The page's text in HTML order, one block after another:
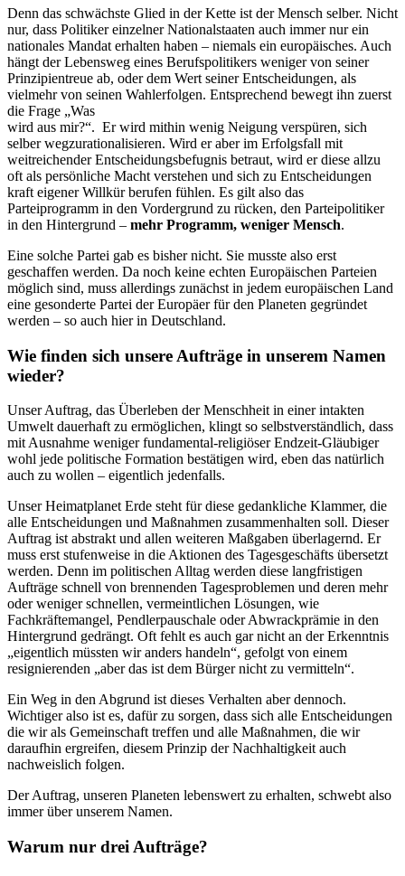
Denn das schwächste Glied in der Kette ist der Mensch selber. Nicht
nur, dass Politiker einzelner Nationalstaaten auch immer nur ein
nationales Mandat erhalten haben – niemals ein europäisches. Auch
hängt der Lebensweg eines Berufspolitikers weniger von seiner
Prinzipientreue ab, oder dem Wert seiner Entscheidungen, als
vielmehr von seinen Wahlerfolgen. Entsprechend bewegt ihn zuerst
die Frage „Was
wird aus mir?“. Er wird mithin wenig Neigung verspüren, sich
selber wegzurationalisieren. Wird er aber im Erfolgsfall mit
weitreichender Entscheidungsbefugnis betraut, wird er diese allzu
oft als persönliche Macht verstehen und sich zu Entscheidungen
kraft eigener Willkür berufen fühlen. Es gilt also das
Parteiprogramm in den Vordergrund zu rücken, den Parteipolitiker
in den Hintergrund – mehr Programm, weniger Mensch.
Eine solche Partei gab es bisher nicht. Sie musste also erst
geschaffen werden. Da noch keine echten Europäischen Parteien
möglich sind, muss allerdings zunächst in jedem europäischen Land
eine gesonderte Partei der Europäer für den Planeten gegründet
werden – so auch hier in Deutschland.
Wie finden sich unsere Aufträge in unserem Namen
wieder?
Unser Auftrag, das Überleben der Menschheit in einer intakten
Umwelt dauerhaft zu ermöglichen, klingt so selbstverständlich, dass
mit Ausnahme weniger fundamental-religiöser Endzeit-Gläubiger
wohl jede politische Formation bestätigen wird, eben das natürlich
auch zu wollen – eigentlich jedenfalls.
Unser Heimatplanet Erde steht für diese gedankliche Klammer, die
alle Entscheidungen und Maßnahmen zusammenhalten soll. Dieser
Auftrag ist abstrakt und allen weiteren Maßgaben überlagernd. Er
muss erst stufenweise in die Aktionen des Tagesgeschäfts übersetzt
werden. Denn im politischen Alltag werden diese langfristigen
Aufträge schnell von brennenden Tagesproblemen und deren mehr
oder weniger schnellen, vermeintlichen Lösungen, wie
Fachkräftemangel, Pendlerpauschale oder Abwrackprämie in den
Hintergrund gedrängt. Oft fehlt es auch gar nicht an der Erkenntnis
„eigentlich müssten wir anders handeln“, gefolgt von einem
resignierenden „aber das ist dem Bürger nicht zu vermitteln“.
Ein Weg in den Abgrund ist dieses Verhalten aber dennoch.
Wichtiger also ist es, dafür zu sorgen, dass sich alle Entscheidungen
die wir als Gemeinschaft treffen und alle Maßnahmen, die wir
daraufhin ergreifen, diesem Prinzip der Nachhaltigkeit auch
nachweislich folgen.
Der Auftrag, unseren Planeten lebenswert zu erhalten, schwebt also
immer über unserem Namen.
Warum nur drei Aufträge?